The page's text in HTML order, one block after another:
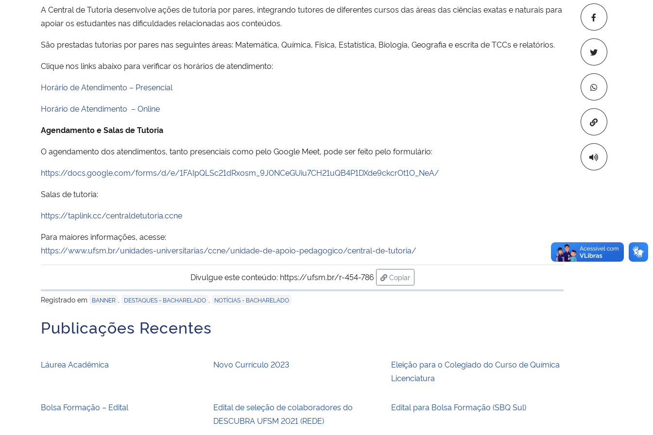
Copiar para
A Central de Tutoria desenvolve ações de tutoria por pares, integrando tutores de diferentes cursos das áreas das ciências exatas e naturais para
apoiar os estudantes nas dificuldades relacionadas aos conteúdos.
São prestadas tutorias por pares nas seguintes áreas: Matemática, Química, Física, Estatística, Biologia, Geografia e escrita de TCCs e relatórios.
Clique nos links abaixo para verificar os horários de atendimento:
Horário de Atendimento – Presencial
Horário de Atendimento – Online
Agendamento e Salas de Tutoria
O agendamento dos atendimentos, tanto presenciais como pelo Google Meet, pode ser feito pelo formulário:
https://docs.google.com/forms/d/e/1FAIpQLSc21dRxosm_9J0NCeGUiu7CH21uQB4P1DXde9ckcrOt1O_NeA/
Salas de tutoria:
https://taplink.cc/centraldetutoria.ccne
Para maiores informações, acesse:
https://www.ufsm.br/unidades-universitarias/ccne/unidade-de-apoio-pedagogico/central-de-tutoria/
Divulgue este conteúdo: https://ufsm.br/r-454-786
Copiar
para área de transferência
Registrado em
BANNER DESTAQUES - BACHARELADO NOTÍCIAS - BACHARELADO
Publicações Recentes
Láurea Acadêmica Novo Currículo 2023
Eleição para o Colegiado do Curso de Química
Licenciatura
Bolsa Formação – Edital
Edital de seleção de colaboradores do
DESCUBRA UFSM 2021 (REDE)
Edital para Bolsa Formação (SBQ Sul)